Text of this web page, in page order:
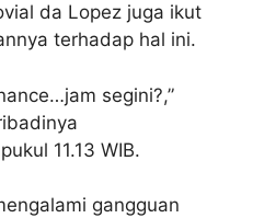
da Lopez juga ikut
terhadap hal ini.
segini?,”
11.13 WIB.
gangguan